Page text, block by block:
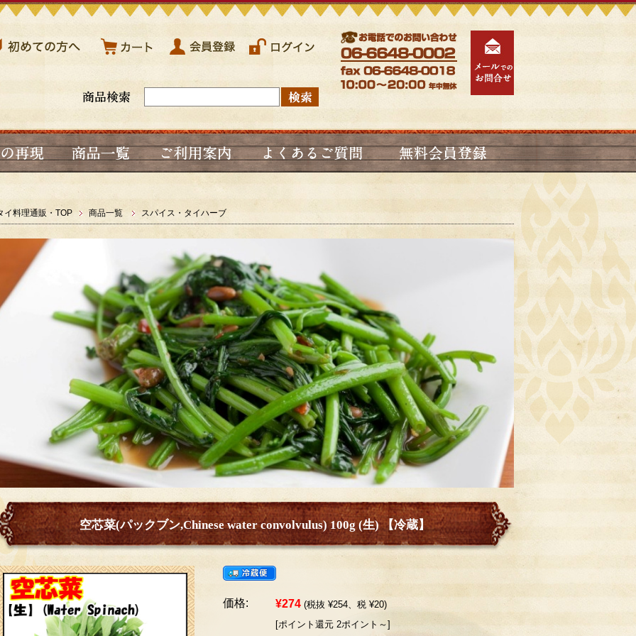
イ料理通販・TOP 商品一覧 スパイス・タイハーブ
空芯菜(パックブン,Chinese water convolvulus) 100g (生) 【冷蔵】
価格: ¥274 (税抜 ¥254、税 ¥20)
[ポイント還元 2ポイント～]